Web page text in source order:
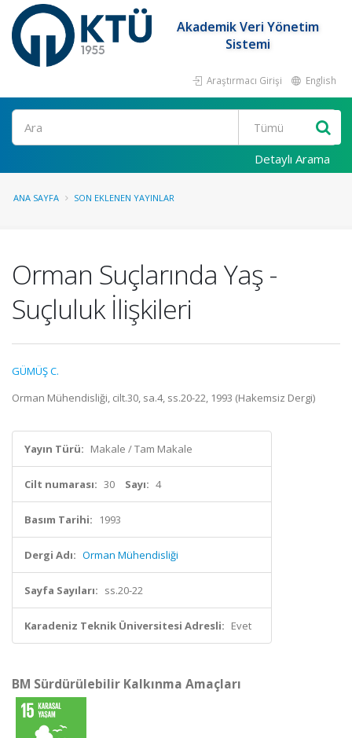
Akademik Veri Yönetim
Sistemi
Araştırmacı Girişi English
Ara
Detaylı Arama
ANA SAYFA SON EKLENEN YAYINLAR
Orman Suçlarında Yaş -
Suçluluk İlişkileri
GÜMÜŞ C.
Orman Mühendisliği, cilt.30, sa.4, ss.20-22, 1993 (Hakemsiz Dergi)
Yayın Türü: Makale / Tam Makale
Cilt numarası: 30 Sayı: 4
Basım Tarihi: 1993
Dergi Adı: Orman Mühendisliği
Sayfa Sayıları: ss.20-22
Karadeniz Teknik Üniversitesi Adresli: Evet
BM Sürdürülebilir Kalkınma Amaçları